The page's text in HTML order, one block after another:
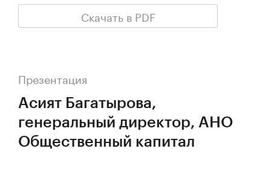
Скачать в PDF
Презентация
Асият Багатырова,
генеральный директор, АНО
Общественный капитал